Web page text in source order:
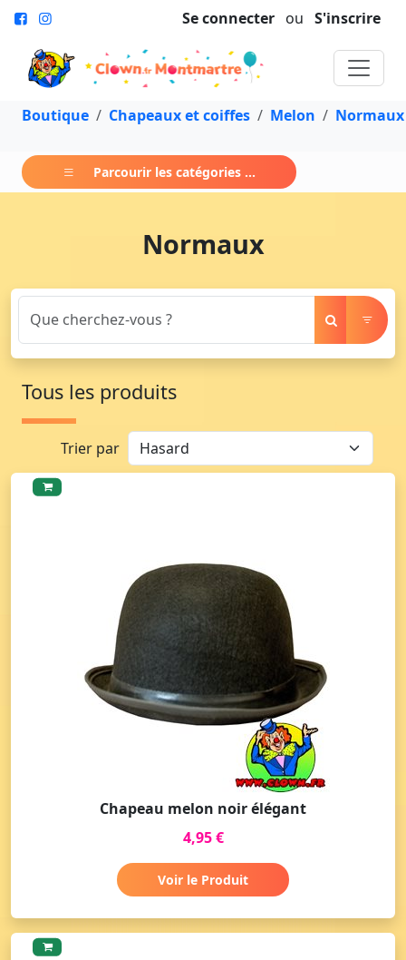
Se connecter ou S'inscrire
Boutique Chapeaux et coiffes Melon Normaux
Parcourir les catégories ...
Normaux
Tous les produits
Trier par
Chapeau melon noir élégant
4,95 €
Voir le Produit